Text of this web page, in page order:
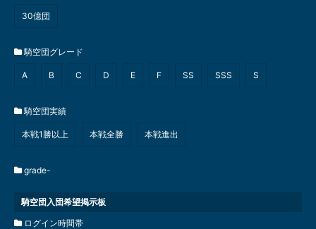
30億団
騎空団グレード
A B C D E F SS SSS S
騎空団実績
本戦1勝以上 本戦全勝 本戦進出
grade-
騎空団入団希望掲示板
ログイン時間帯